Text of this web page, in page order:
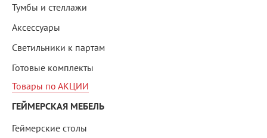
Тумбы и стеллажи
Аксессуары
Светильники к партам
Готовые комплекты
Товары по АКЦИИ
ГЕЙМЕРСКАЯ МЕБЕЛЬ
Геймерские столы